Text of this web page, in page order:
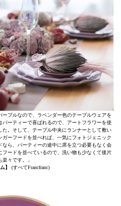
ープルなので、ラベンダー色のテーブルウェアを
ーティーで喜ばれるので、アートフラワーを使
。そして、テーブル中央にランナーとして敷い
ーフードを並べれば、一気にフォトジェニック
ら、パーティーの途中に席を立つ必要もなく会
ードを並べているので、洗い物も少なくて後片
楽々です。」
】
(すべてFrancfranc)